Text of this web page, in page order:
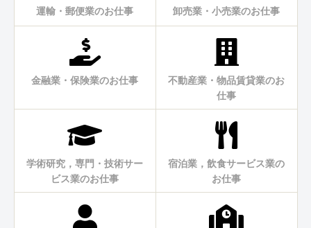
運輸・郵便業のお仕事 卸売業・小売業のお仕事
金融業・保険業のお仕事
不動産業・物品賃貸業のお
仕事
学術研究，専門・技術サー
ビス業のお仕事
宿泊業，飲食サービス業の
お仕事